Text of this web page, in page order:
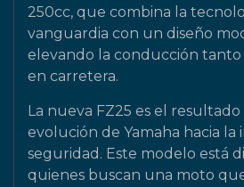
250cc, que combina la
vanguardia con un diseño
elevando la conducción
en carretera.
La nueva FZ25 es el
evolución de Yamaha hacia la
seguridad. Este modelo está
quienes buscan una moto